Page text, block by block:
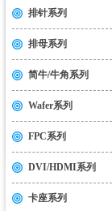
排针系列
排母系列
简牛/牛角系列
Wafer系列
FPC系列
DVI/HDMI系列
卡座系列